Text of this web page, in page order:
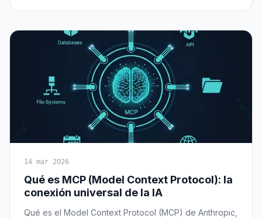
14 mar 2026
Qué es MCP (Model Context Protocol): la
conexión universal de la IA
Qué es el Model Context Protocol (MCP) de Anthropic,